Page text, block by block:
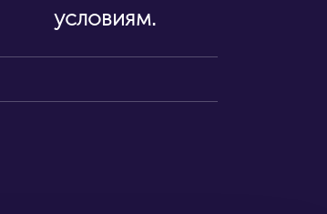
условиям.